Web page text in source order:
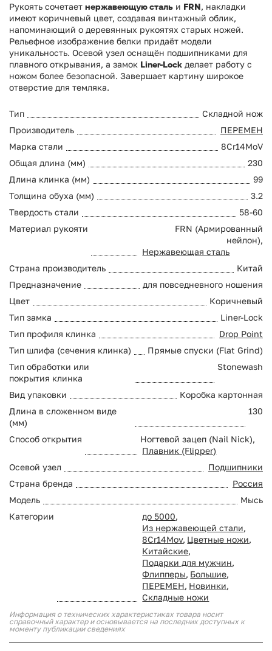
Рукоять сочетает нержавеющую сталь и FRN, накладки
имеют коричневый цвет, создавая винтажный облик,
напоминающий о деревянных рукоятях старых ножей.
Рельефное изображение белки придаёт модели
уникальность. Осевой узел оснащён подшипниками для
плавного открывания, а замок Liner-Lock делает работу с
ножом более безопасной. Завершает картину широкое
отверстие для темляка.
Тип
Складной нож
Производитель
ПЕРЕМЕН
Марка стали
8Cr14MoV
Общая длина (мм)
230
Длина клинка (мм)
99
Толщина обуха (мм)
3.2
Твердость стали
58-60
Материал рукояти
FRN (Армированный
нейлон),
Нержавеющая сталь
Страна производитель
Китай
Предназначение
для повседневного ношения
Цвет
Коричневый
Тип замка
Liner-Lock
Тип профиля клинка
Drop Point
Тип шлифа (сечения клинка)
Прямые спуски (Flat Grind)
Тип обработки или
покрытия клинка
Stonewash
Вид упаковки
Коробка картонная
Длина в сложенном виде
(мм)
130
Способ открытия
Ногтевой зацеп (Nail Nick),
Плавник (Flipper)
Осевой узел
Подшипники
Страна бренда
Россия
Модель
Мысь
Категории
до 5000,
Из нержавеющей стали,
8Cr14Mov, Цветные ножи,
Китайские,
Подарки для мужчин,
Флипперы, Большие,
ПЕРЕМЕН, Новинки,
Складные ножи
Информация о технических характеристиках товара носит
справочный характер и основывается на последних доступных к
моменту публикации сведениях